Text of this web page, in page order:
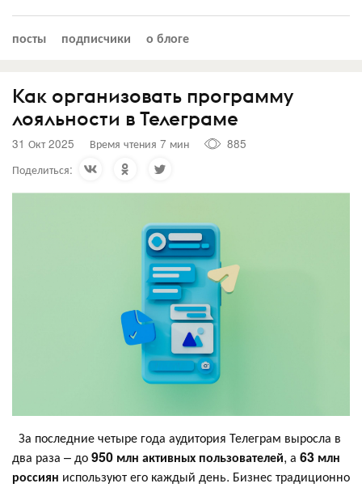
посты подписчики о блоге
Как организовать программу
лояльности в Телеграме
31 Окт 2025 Время чтения 7 мин
885
Поделиться:
За последние четыре года аудитория Телеграм выросла в
два раза – до950 млн активных пользователей, а 63 млн
россиян используют его каждый день. Бизнес традиционно